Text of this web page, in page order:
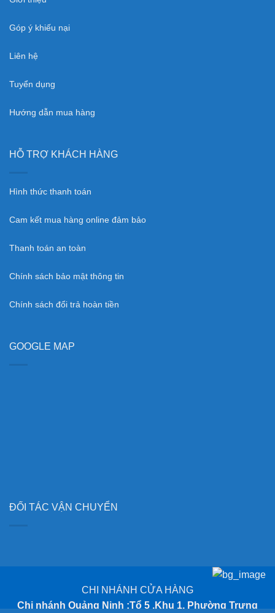
Góp ý khiếu nại
Liên hệ
Tuyển dụng
Hướng dẫn mua hàng
HỖ TRỢ KHÁCH HÀNG
Hình thức thanh toán
Cam kết mua hàng online đảm bảo
Thanh toán an toàn
Chính sách bảo mật thông tin
Chính sách đổi trả hoàn tiền
GOOGLE MAP
ĐỐI TÁC VẬN CHUYỂN
CHI NHÁNH CỬA HÀNG
Chi nhánh Quảng Ninh :Tổ 5 ,Khu 1, Phường Trưng